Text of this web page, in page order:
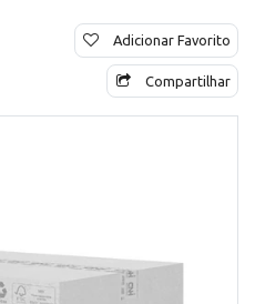
Adicionar Favorito
Compartilhar